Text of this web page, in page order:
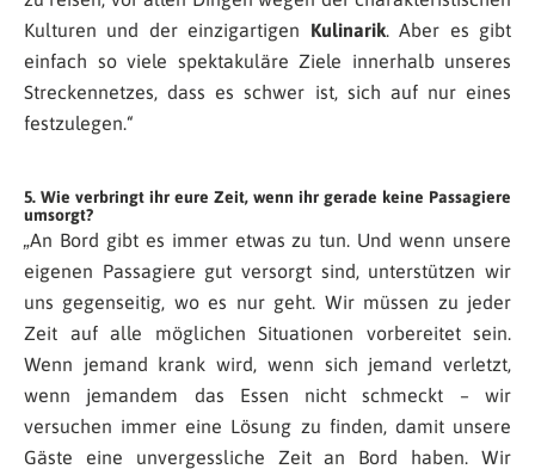
Kulturen und der einzigartigen Kulinarik. Aber es gibt
einfach so viele spektakuläre Ziele innerhalb unseres
Streckennetzes, dass es schwer ist, sich auf nur eines
festzulegen.“
5. Wie verbringt ihr eure Zeit, wenn ihr gerade keine Passagiere
umsorgt?
„An Bord gibt es immer etwas zu tun. Und wenn unsere
eigenen Passagiere gut versorgt sind, unterstützen wir
uns gegenseitig, wo es nur geht. Wir müssen zu jeder
Zeit auf alle möglichen Situationen vorbereitet sein.
Wenn jemand krank wird, wenn sich jemand verletzt,
wenn jemandem das Essen nicht schmeckt – wir
versuchen immer eine Lösung zu finden, damit unsere
Gäste eine unvergessliche Zeit an Bord haben. Wir